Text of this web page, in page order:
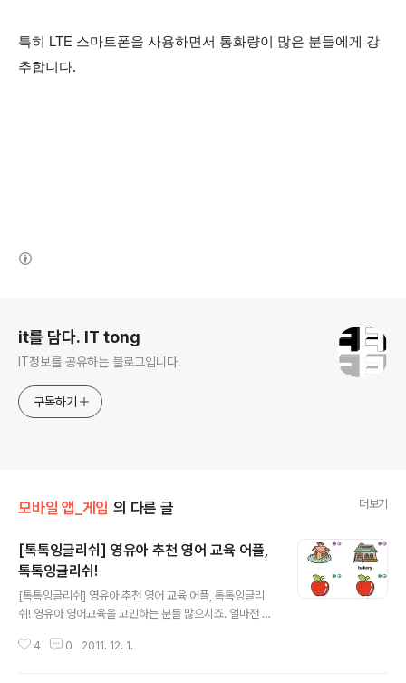
특히 LTE 스마트폰을 사용하면서 통화량이 많은 분들에게 강
추합니다.
it를 담다. IT tong
IT정보를 공유하는 블로그입니다.
구독하기
모바일 앱_게임 의 다른 글 더보기
[톡톡잉글리쉬] 영유아 추천 영어 교육 어플,
톡톡잉글리쉬!
[톡톡잉글리쉬] 영유아 추천 영어 교육 어플, 톡톡잉글리
쉬! 영유아 영어교육을 고민하는 분들 많으시죠. 얼마전 친
면서 한글과 영어공부를 같이 시키려고 하는데, 추천하는
4 0 2011. 12. 1.